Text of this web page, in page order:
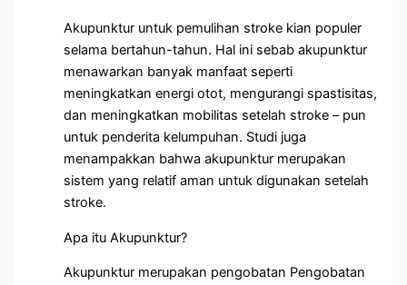
Akupunktur untuk pemulihan stroke kian populer
selama bertahun-tahun. Hal ini sebab akupunktur
menawarkan banyak manfaat seperti
meningkatkan energi otot, mengurangi spastisitas,
dan meningkatkan mobilitas setelah stroke – pun
untuk penderita kelumpuhan. Studi juga
menampakkan bahwa akupunktur merupakan
sistem yang relatif aman untuk digunakan setelah
stroke.
Apa itu Akupunktur?
Akupunktur merupakan pengobatan Pengobatan